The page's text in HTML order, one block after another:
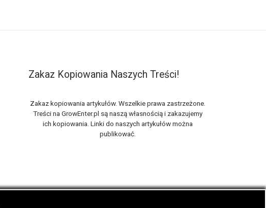
Zakaz Kopiowania Naszych Treści!
Zakaz kopiowania artykułów. Wszelkie prawa zastrzeżone.
Treści na GrowEnter.pl są naszą własnością i zakazujemy
ich kopiowania. Linki do naszych artykułów można
publikować.